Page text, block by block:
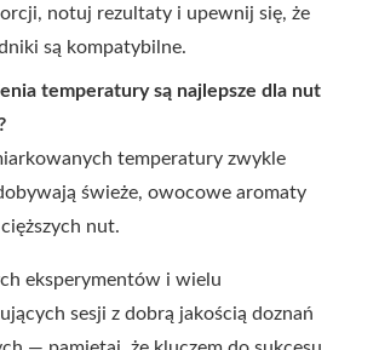
notuj rezultaty i upewnij się, że
są kompatybilne.
temperatury są najlepsze dla nut
temperatury zwykle
świeże, owocowe aromaty
nut.
eksperymentów i wielu
sesji z dobrą jakością doznań